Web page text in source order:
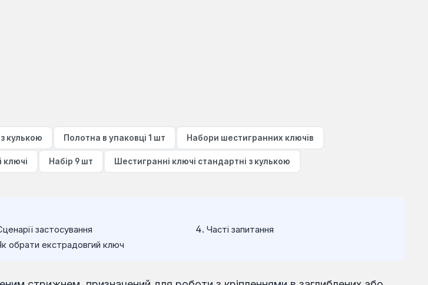
кулькою Полотна в упаковці 1 шт Набори шестигранних ключів
ключі Набір 9 шт Шестигранні ключі стандартні з кулькою
застосування
обрати екстрадовгий ключ
Часті запитання